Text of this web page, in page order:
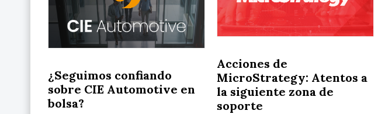
¿Seguimos confiando
sobre CIE Automotive en
bolsa?
Acciones de
MicroStrategy: Atentos a
la siguiente zona de
soporte